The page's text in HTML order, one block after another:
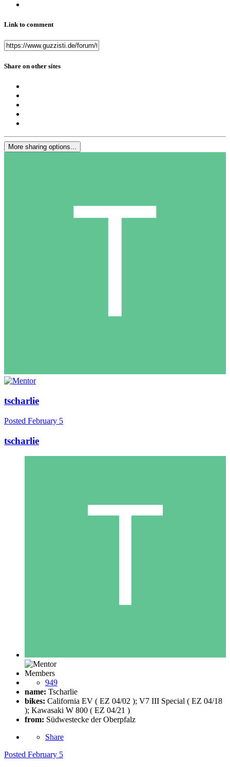
Link to comment
Share on other sites
More sharing options...
tscharlie
Posted February 5
tscharlie
Members
949
name: Tscharlie
bikes: California EV ( EZ 04/02 ); V7 III Special ( EZ 04/18
); Kawasaki W 800 ( EZ 04/21 )
from: Südwestecke der Oberpfalz
Share
Posted February 5